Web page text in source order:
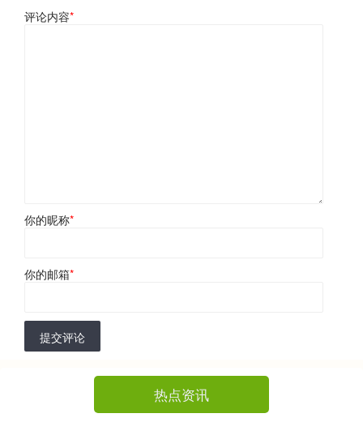
评论内容*
你的昵称*
你的邮箱*
提交评论
热点资讯